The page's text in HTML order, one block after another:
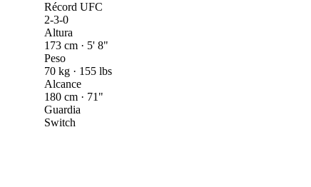
Récord UFC
2-3-0
Altura
173 cm · 5' 8"
Peso
70 kg · 155 lbs
Alcance
180 cm · 71"
Guardia
Switch